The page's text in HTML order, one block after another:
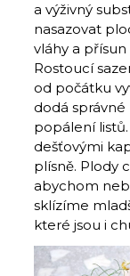
a výživný
nasazovat
vláhy a
Rostoucí
od počátku
dodá
popálení
dešťovými
plísně. Plody
abychom
sklízíme
které jsou i